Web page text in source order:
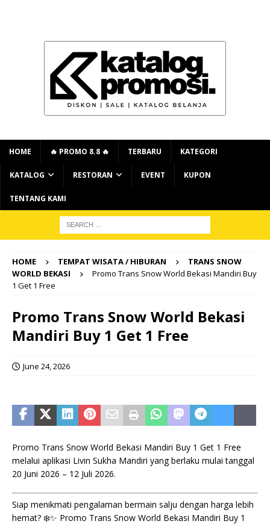
HOME 🔥 PROMO 8.8 🔥 TERBARU KATEGORI
KATALOG RESTORAN EVENT KUPON
TENTANG KAMI
HOME TEMPAT WISATA / HIBURAN
TRANS SNOW
WORLD BEKASI
Promo Trans Snow World Bekasi Mandiri Buy
1 Get 1 Free
Promo Trans Snow World Bekasi
Mandiri Buy 1 Get 1 Free
June 24, 2026
Promo Trans Snow World Bekasi Mandiri Buy 1 Get 1 Free
melalui aplikasi Livin Sukha Mandiri yang berlaku mulai tanggal
20 Juni 2026 – 12 Juli 2026.
Siap menikmati pengalaman bermain salju dengan harga lebih
hemat? ❄️✨ Promo Trans Snow World Bekasi Mandiri Buy 1